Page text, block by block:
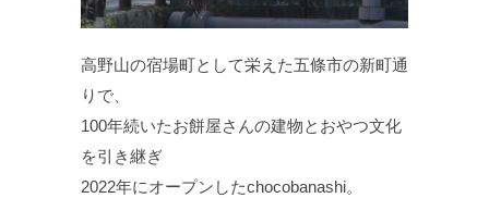
高野山の宿場町として栄えた五條市の新町通
りで、
100年続いたお餅屋さんの建物とおやつ文化
を引き継ぎ
2022年にオープンしたchocobanashi。